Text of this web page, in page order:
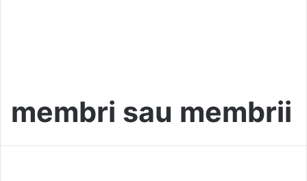
membri sau membrii